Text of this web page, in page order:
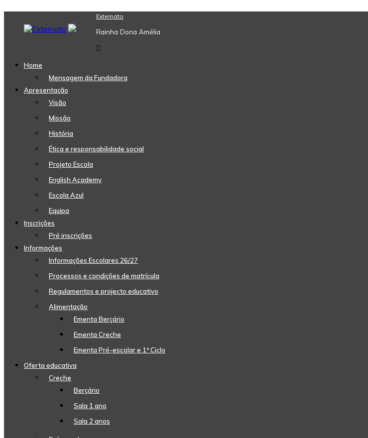
content
Externato
Rainha Dona Amélia
Home
Mensagem da Fundadora
Apresentação
Visão
Missão
História
Ética e responsabilidade social
Projeto Escola
English Academy
Escola Azul
Equipa
Inscrições
Pré inscrições
Informações
Informações Escolares 26/27
Processos e condições de matrícula
Regulamentos e projecto educativo
Alimentação
Ementa Berçário
Ementa Creche
Ementa Pré-escolar e 1º Ciclo
Oferta educativa
Creche
Berçário
Sala 1 ano
Sala 2 anos